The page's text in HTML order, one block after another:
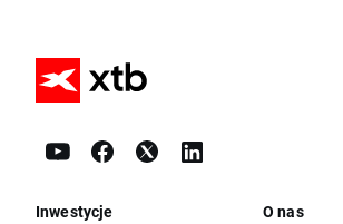
Inwestycje O nas